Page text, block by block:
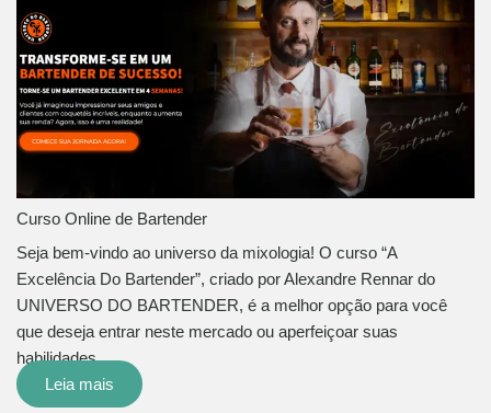
Curso Online de Bartender
Seja bem-vindo ao universo da mixologia! O curso “A
Excelência Do Bartender”, criado por Alexandre Rennar do
UNIVERSO DO BARTENDER, é a melhor opção para você
que deseja entrar neste mercado ou aperfeiçoar suas
habilidades…
Leia mais